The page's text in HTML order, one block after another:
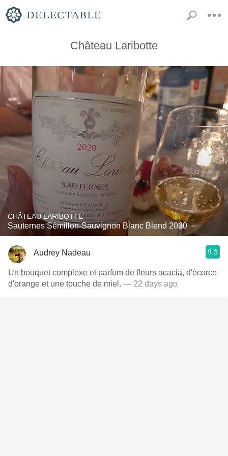
Château Laribotte
CHÂTEAU LARIBOTTE
Sauternes Sémillon-Sauvignon Blanc Blend 2020
Audrey Nadeau 9.3
Un bouquet complexe et parfum de fleurs acacia, d'écorce
d'orange et une touche de miel. — 22 days ago